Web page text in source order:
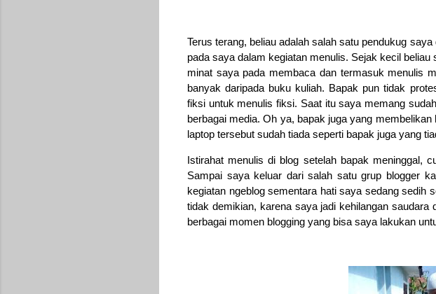
Terus terang, beliau adalah salah satu pendukug
pada saya dalam kegiatan menulis. Sejak kecil
minat saya pada membaca dan termasuk menulis
banyak daripada buku kuliah. Bapak pun tidak
fiksi untuk menulis fiksi. Saat itu saya memang
berbagai media. Oh ya, bapak juga yang
laptop tersebut sudah tiada seperti bapak juga yang
Istirahat menulis di blog setelah bapak meninggal,
Sampai saya keluar dari salah satu grup blogger
kegiatan ngeblog sementara hati saya sedang sedih
tidak demikian, karena saya jadi kehilangan
berbagai momen blogging yang bisa saya lakukan